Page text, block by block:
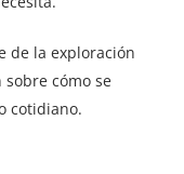
de la exploración
cómo se
cotidiano.